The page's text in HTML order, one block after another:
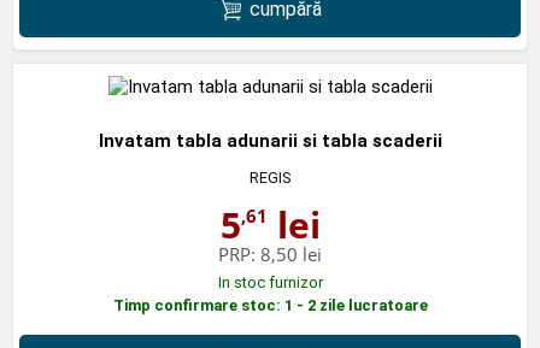
cumpără
Invatam tabla adunarii si tabla scaderii
REGIS
5,61 lei
PRP: 8,50 lei
In stoc furnizor
Timp confirmare stoc: 1 - 2 zile lucratoare